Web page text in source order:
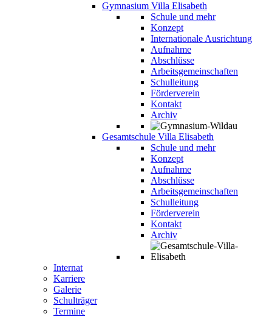
Gymnasium Villa Elisabeth
Schule und mehr
Konzept
Internationale Ausrichtung
Aufnahme
Abschlüsse
Arbeitsgemeinschaften
Schulleitung
Förderverein
Kontakt
Archiv
Gesamtschule Villa Elisabeth
Schule und mehr
Konzept
Aufnahme
Abschlüsse
Arbeitsgemeinschaften
Schulleitung
Förderverein
Kontakt
Archiv
Internat
Karriere
Galerie
Schulträger
Termine